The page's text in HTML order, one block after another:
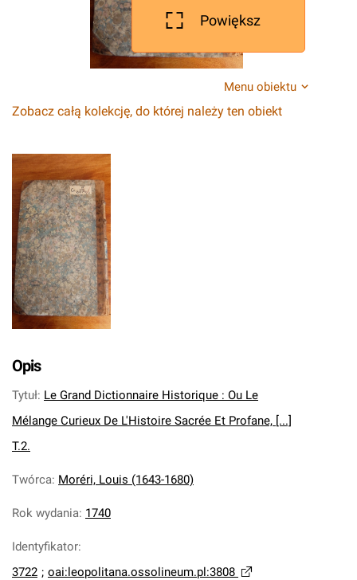
Powiększ
Menu obiektu
Zobacz całą kolekcję, do której należy ten obiekt
Opis
Tytuł: Le Grand Dictionnaire Historique : Ou Le
Mélange Curieux De L'Histoire Sacrée Et Profane, [...]
T.2.
Twórca: Moréri, Louis (1643-1680)
Rok wydania: 1740
Identyfikator:
3722 ; oai:leopolitana.ossolineum.pl:3808